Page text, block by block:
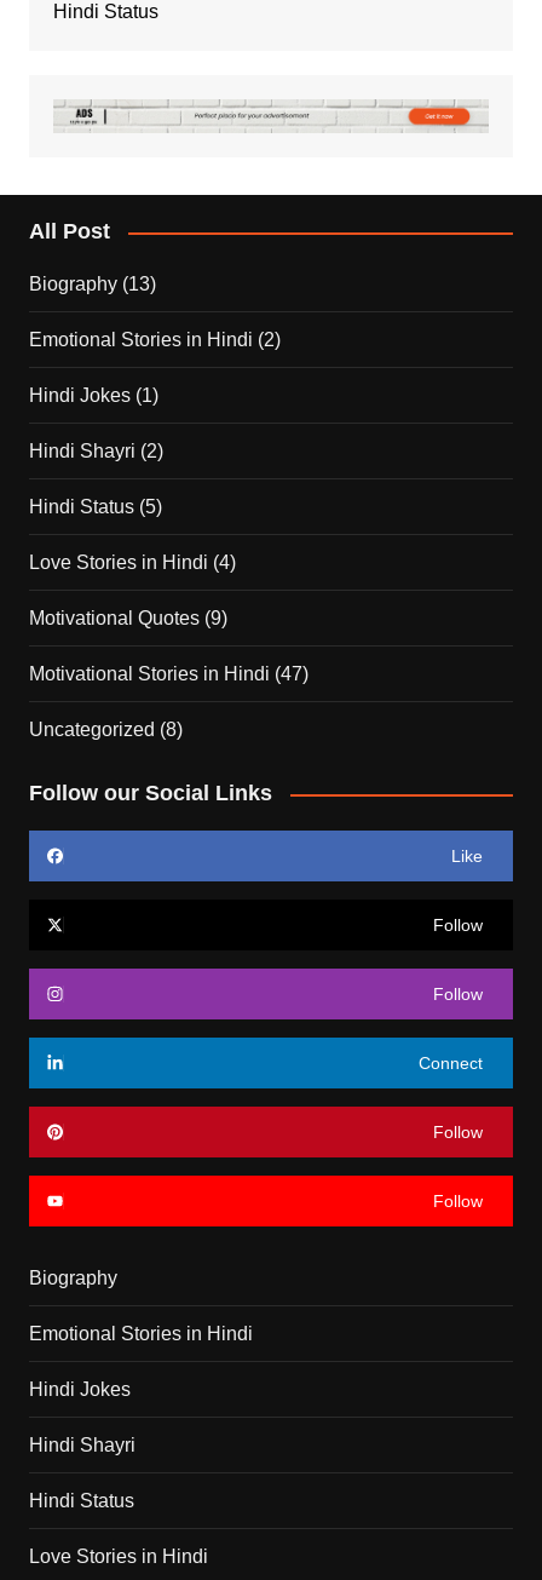
Hindi Status
All Post
Biography(13)
Emotional Stories in Hindi (2)
Hindi Jokes(1)
Hindi Shayri (2)
Hindi Status(5)
Love Stories in Hindi (4)
Motivational Quotes(9)
Motivational Stories in Hindi (47)
Uncategorized (8)
Follow our Social Links
Like
Follow
Follow
Connect
Follow
Follow
Biography
Emotional Stories in Hindi
Hindi Jokes
Hindi Shayri
Hindi Status
Love Stories in Hindi